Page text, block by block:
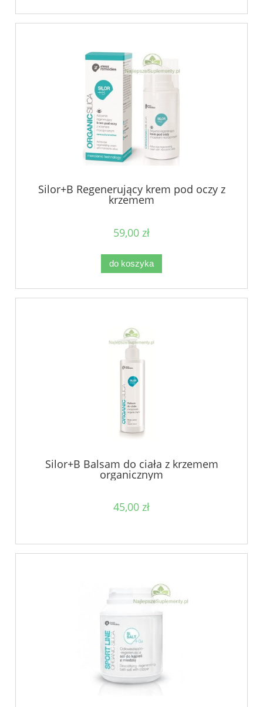
Silor+B Regenerujący krem pod oczy z
krzemem
59,00 zł
do koszyka
Silor+B Balsam do ciała z krzemem
organicznym
45,00 zł